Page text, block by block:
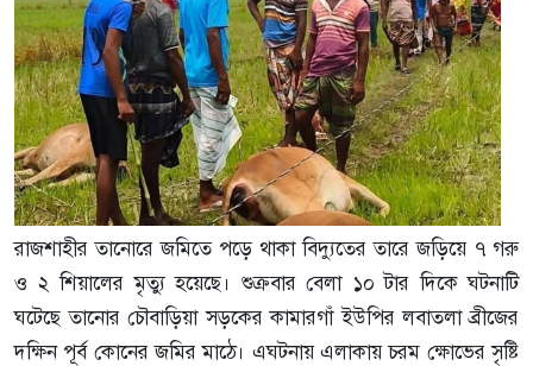
রাজশাহীর তানোরে জমিতে পড়ে থাকা বিদ্যুতের তারে জড়িয়ে ৭ গরু
ও ২ শিয়ালের মৃত্যু হয়েছে। শুক্রবার বেলা ১০ টার দিকে ঘটনাটি
ঘটেছে তানোর চৌবাড়িয়া সড়কের কামারগাঁ ইউপির লবাতলা ব্রীজের
দক্ষিন পূর্ব কোনের জমির মাঠে। এঘটনায় এলাকায় চরম ক্ষোভের সৃষ্টি